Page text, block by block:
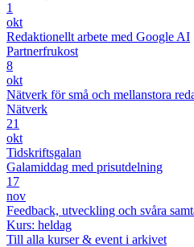
1
okt
Redaktionellt arbete med Google AI
Partnerfrukost
8
okt
Nätverk för små och mellanstora
Nätverk
21
okt
Tidskriftsgalan
Galamiddag med prisutdelning
17
nov
Feedback, utveckling och svåra
Kurs: heldag
Till alla kurser & event i arkivet